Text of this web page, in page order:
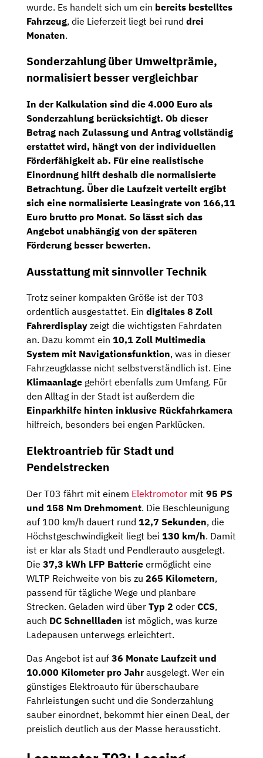
wurde. Es handelt sich um ein bereits bestelltes
Fahrzeug, die Lieferzeit liegt bei rund drei
Monaten.
Sonderzahlung über Umweltprämie,
normalisiert besser vergleichbar
In der Kalkulation sind die 4.000 Euro als
Sonderzahlung berücksichtigt. Ob dieser
Betrag nach Zulassung und Antrag vollständig
erstattet wird, hängt von der individuellen
Förderfähigkeit ab. Für eine realistische
Einordnung hilft deshalb die normalisierte
Betrachtung. Über die Laufzeit verteilt ergibt
sich eine normalisierte Leasingrate von 166,11
Euro brutto pro Monat. So lässt sich das
Angebot unabhängig von der späteren
Förderung besser bewerten.
Ausstattung mit sinnvoller Technik
Trotz seiner kompakten Größe ist der T03
ordentlich ausgestattet. Ein digitales 8 Zoll
Fahrerdisplay zeigt die wichtigsten Fahrdaten
an. Dazu kommt ein 10,1 Zoll Multimedia
System mit Navigationsfunktion, was in dieser
Fahrzeugklasse nicht selbstverständlich ist. Eine
Klimaanlage gehört ebenfalls zum Umfang. Für
den Alltag in der Stadt ist außerdem die
Einparkhilfe hinten inklusive Rückfahrkamera
hilfreich, besonders bei engen Parklücken.
Elektroantrieb für Stadt und
Pendelstrecken
Der T03 fährt mit einem Elektromotor mit 95 PS
und 158 Nm Drehmoment. Die Beschleunigung
auf 100 km/h dauert rund 12,7 Sekunden, die
Höchstgeschwindigkeit liegt bei 130 km/h. Damit
ist er klar als Stadt und Pendlerauto ausgelegt.
Die 37,3 kWh LFP Batterie ermöglicht eine
WLTP Reichweite von bis zu 265 Kilometern,
passend für tägliche Wege und planbare
Strecken. Geladen wird über Typ 2 oder CCS,
auch DC Schnellladen ist möglich, was kurze
Ladepausen unterwegs erleichtert.
Das Angebot ist auf 36 Monate Laufzeit und
10.000 Kilometer pro Jahrausgelegt. Wer ein
günstiges Elektroauto für überschaubare
Fahrleistungen sucht und die Sonderzahlung
sauber einordnet, bekommt hier einen Deal, der
preislich deutlich aus der Masse heraussticht.